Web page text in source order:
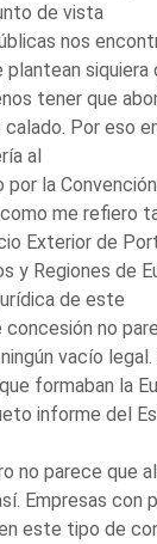
de vista
nos
plantean siquiera
tener que
Por eso
al
la
me refiero
Exterior de
y Regiones de
de este
no
vacío
formaban la
informe del
no parece que
Empresas con
este tipo de